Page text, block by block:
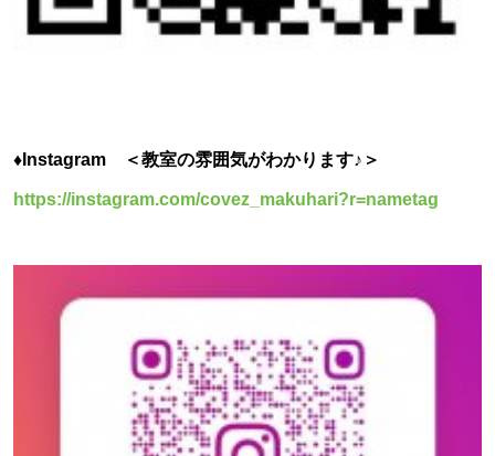
♦Instagram ＜教室の雰囲気がわかります♪＞
https://instagram.com/covez_makuhari?r=nametag